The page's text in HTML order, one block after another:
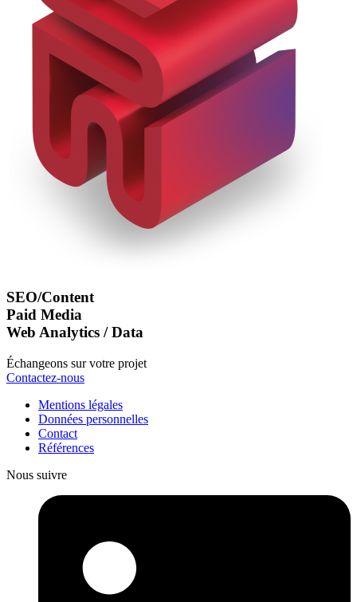
SEO/Content
Paid Media
Web Analytics / Data
Échangeons sur votre projet
Contactez-nous
Mentions légales
Données personnelles
Contact
Références
Nous suivre